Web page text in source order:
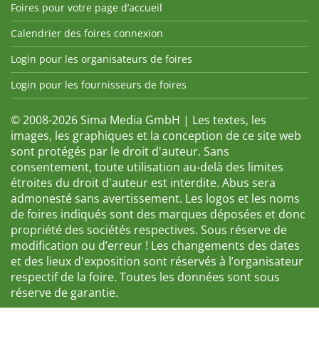
Foires pour votre page d’accueil
Calendrier des foires connexion
Login pour les organisateurs de foires
Login pour les fournisseurs de foires
© 2008-2026 Sima Media GmbH | Les textes, les
images, les graphiques et la conception de ce site web
sont protégés par le droit d'auteur. Sans
consentement, toute utilisation au-delà des limites
étroites du droit d'auteur est interdite. Abus sera
admonesté sans avertissement. Les logos et les noms
de foires indiqués sont des marques déposées et donc
propriété des sociétés respectives. Sous réserve de
modification ou d’erreur ! Les changements des dates
et des lieux d'exposition sont réservés à l’organisateur
respectif de la foire. Toutes les données sont sous
réserve de garantie.